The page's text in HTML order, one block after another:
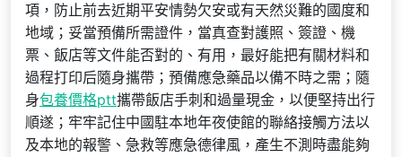
項，防止前去近期平安情勢欠安或有天然災難的國度和
地域；妥當預備所需證件，當真查對護照、簽證、機
票、飯店等文件能否對的、有用，最好能把有關材料和
過程打印后隨身攜帶；預備應急藥品以備不時之需；隨
身包養價格ptt攜帶飯店手刺和過量現金，以便堅持出行
順遂；牢牢記住中國駐本地年夜使館的聯絡接觸方法以
及本地的報警、急救等應急德律風，產生不測時盡能夠